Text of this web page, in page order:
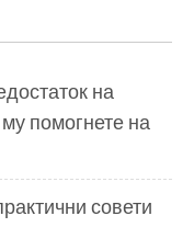
на
помогнете на
совети